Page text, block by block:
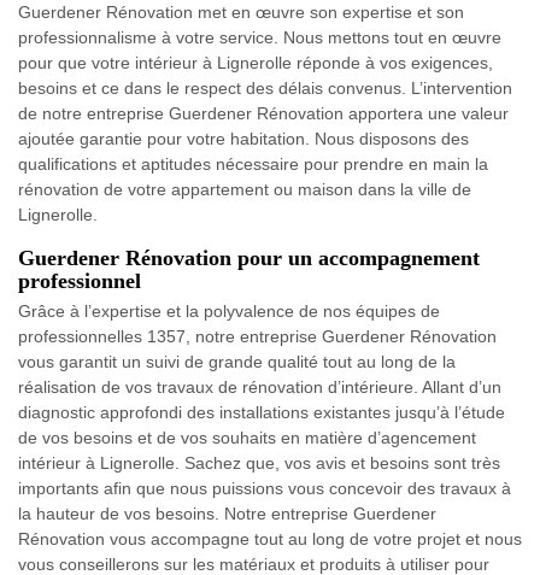
Guerdener Rénovation met en œuvre son expertise et son
professionnalisme à votre service. Nous mettons tout en œuvre
pour que votre intérieur à Lignerolle réponde à vos exigences,
besoins et ce dans le respect des délais convenus. L’intervention
de notre entreprise Guerdener Rénovation apportera une valeur
ajoutée garantie pour votre habitation. Nous disposons des
qualifications et aptitudes nécessaire pour prendre en main la
rénovation de votre appartement ou maison dans la ville de
Lignerolle.
Guerdener Rénovation pour un accompagnement
professionnel
Grâce à l’expertise et la polyvalence de nos équipes de
professionnelles 1357, notre entreprise Guerdener Rénovation
vous garantit un suivi de grande qualité tout au long de la
réalisation de vos travaux de rénovation d’intérieure. Allant d’un
diagnostic approfondi des installations existantes jusqu’à l’étude
de vos besoins et de vos souhaits en matière d’agencement
intérieur à Lignerolle. Sachez que, vos avis et besoins sont très
importants afin que nous puissions vous concevoir des travaux à
la hauteur de vos besoins. Notre entreprise Guerdener
Rénovation vous accompagne tout au long de votre projet et nous
vous conseillerons sur les matériaux et produits à utiliser pour